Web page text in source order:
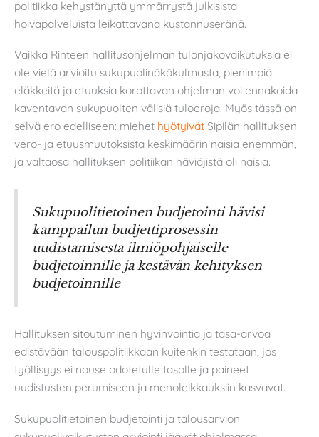
politiikka kehystänyttä ymmärrystä julkisista
hoivapalveluista leikattavana kustannuseränä.
Vaikka Rinteen hallitusohjelman tulonjakovaikutuksia ei
ole vielä arvioitu sukupuolinäkökulmasta, pienimpiä
eläkkeitä ja etuuksia korottavan ohjelman voi ennakoida
kaventavan sukupuolten välisiä tuloeroja. Myös tässä on
selvä ero edelliseen: miehet hyötyivät Sipilän hallituksen
vero- ja etuusmuutoksista keskimäärin naisia enemmän,
ja valtaosa hallituksen politiikan häviäjistä oli naisia.
Sukupuolitietoinen budjetointi hävisi
kamppailun budjettiprosessin
uudistamisesta ilmiöpohjaiselle
budjetoinnille ja kestävän kehityksen
budjetoinnille
Hallituksen sitoutuminen hyvinvointia ja tasa-arvoa
edistävään talouspolitiikkaan kuitenkin testataan, jos
työllisyys ei nouse odotetulle tasolle ja paineet
uudistusten perumiseen ja menoleikkauksiin kasvavat.
Sukupuolitietoinen budjetointi ja talousarvion